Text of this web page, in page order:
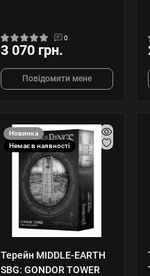
0
3 070 грн.
Повідомити мене
Новинка
Немає в наявності
Терейн MIDDLE-EARTH
SBG: GONDOR TOWER